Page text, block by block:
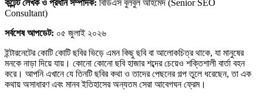
কন্টেন্ট লেখক ও প্রধান সম্পাদক: বিডিএস বুলবুল আহমেদ (Senior SEO
Consultant)
সর্বশেষ আপডেট: ০৫ জুলাই ২০২৬
ইন্টারনেটের কোটি কোটি ছবির ভিড়ে এমন কিছু ছবি বা আলোকচিত্র থাকে, যা মানুষের
মনকে নাড়া দিয়ে যায়। কোনো কোনো ছবি হাজার শব্দের চেয়েও শক্তিশালী বার্তা বহন
করে। আপনি এখানে যে তিনটি ছবির কথা ও তাদের পেছনের গল্প তুলে ধরেছেন, তা এক
কথায় অসাধারণ এবং মানব ইতিহাসের অন্যতম সেরা আবেগঘন ফ্রেম।